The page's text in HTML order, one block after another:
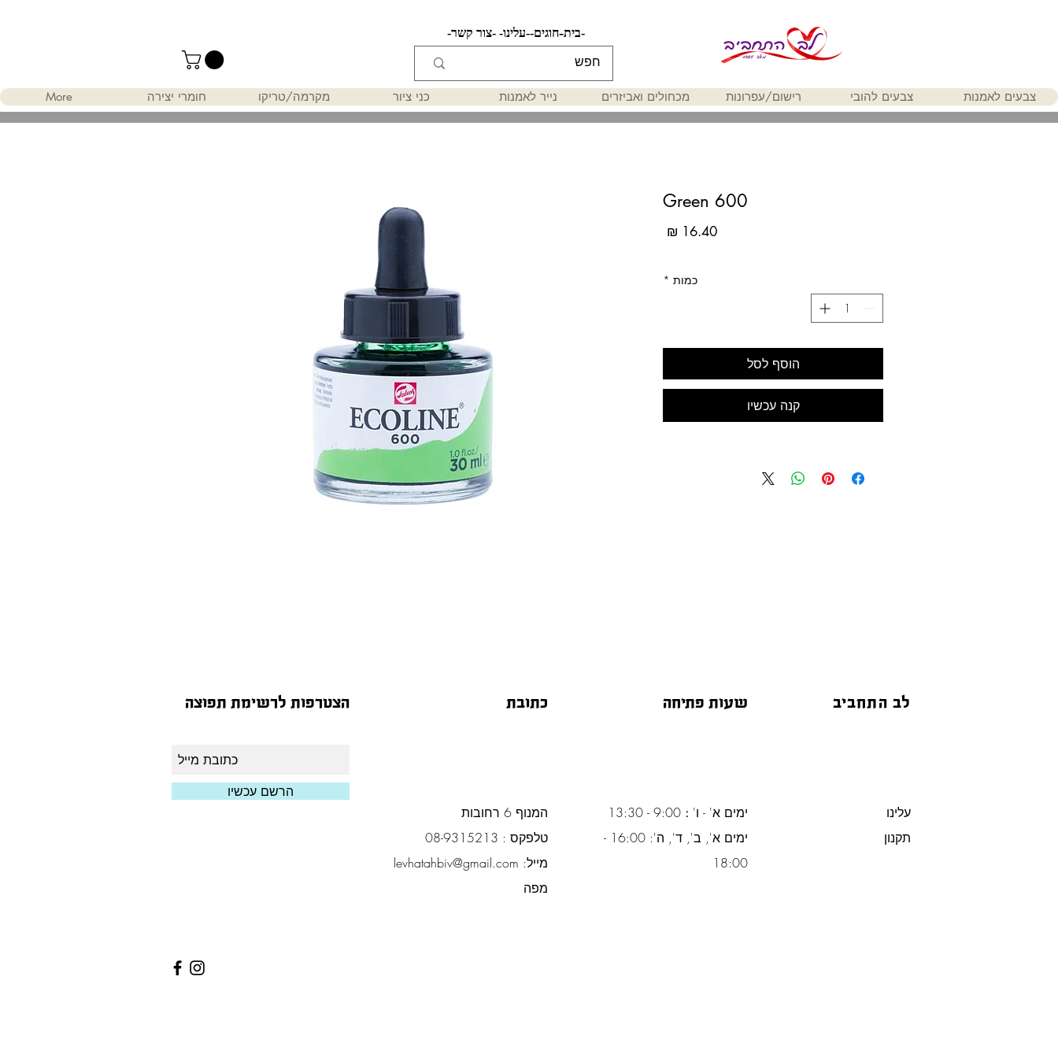
-צור קשר- -עלינו- -חוגים- -בית-
צבעים לאמנות צבעים להובי רישום/עפרונות מכחולים ואביזרים נייר לאמנות כני ציור מקרמה/טריקו חומרי יצירה More
Green 600
כמות *
הוסף לסל
קנה עכשיו
הצטרפות לרשימת תפוצה כתובת שעות פתיחה לב התחביב
הרשם עכשיו
המנוף 6 רחובות
טלפקס : 08-9315213
מייל: levhatahbiv@gmail.com
מפה
ימים א' - ו' :
ימים א', ב', ד', ה': 16:00 -
18:00
עלינו
תקנון